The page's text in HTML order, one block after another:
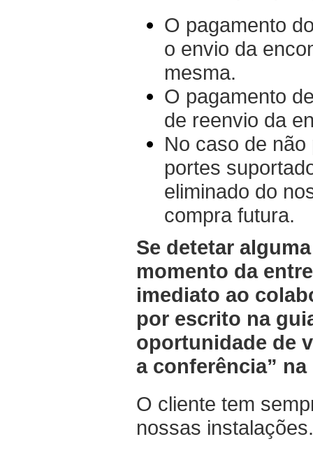
O pagamento
o envio da
mesma.
O pagamento
de reenvio da
No caso de
portes
eliminado do
compra futura.
Se detetar
momento da
imediato ao
por escrito na
oportunidade de
a conferência”
O cliente tem
nossas instalações.